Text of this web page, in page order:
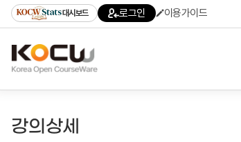
기
기
기
content)
가
대시보드 로그인 이용가이드
강의상세